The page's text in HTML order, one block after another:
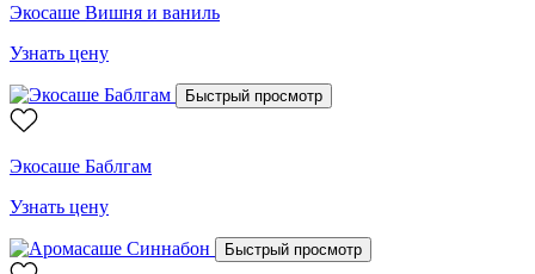
Экосаше Вишня и ваниль
Узнать цену
Быстрый просмотр
Экосаше Баблгам
Узнать цену
Быстрый просмотр